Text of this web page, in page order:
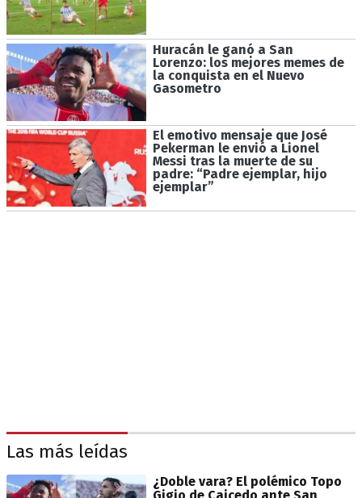
Huracán le ganó a San
Lorenzo: los mejores memes de
la conquista en el Nuevo
Gasometro
El emotivo mensaje que José
Pekerman le envió a Lionel
Messi tras la muerte de su
padre: “Padre ejemplar, hijo
ejemplar”
Las más leídas
¿Doble vara? El polémico Topo